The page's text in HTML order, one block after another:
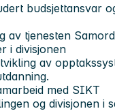
budsjettansvar
tjenesten
i divisjonen
av
med SIKT
og divisjonen i